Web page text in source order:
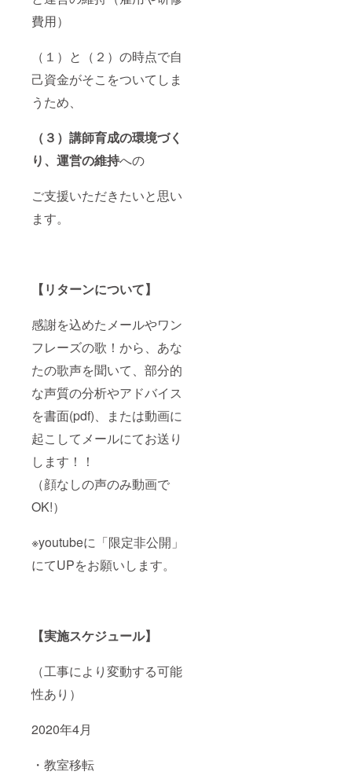
費用）
（１）と（２）の時点で自
己資金がそこをついてしま
うため、
（ ３）講師育成の環境づく
り、運営の維持への
ご支援いただきたいと思い
ます。
【リターンについて】
感謝を込めたメールやワン
フレーズの歌！から、あな
たの歌声を聞いて、部分的
な声質の分析やアドバイス
を書面(pdf)、または動画に
起こしてメールにてお送り
します！！
（顔なしの声のみ動画で
OK!）
※youtubeに「限定非公開」
にてUPをお願いします。
【実施スケジュール】
（工事により変動する可能
性あり）
2020年4月
・教室移転